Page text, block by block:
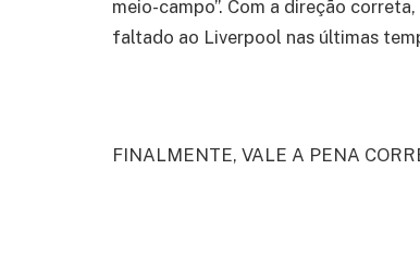
meio-campo”. Com a direção
faltado ao Liverpool nas últimas
FINALMENTE, VALE A PENA